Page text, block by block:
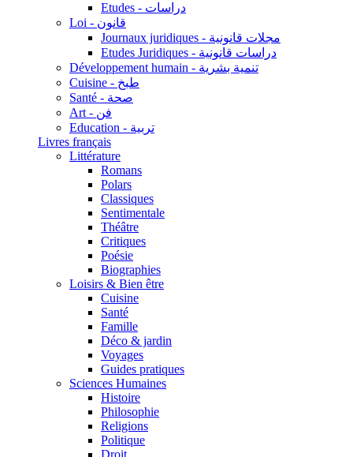
Etudes - دراسات
Loi - قانون
Journaux juridiques - مجلات قانونية
Etudes Juridiques - دراسات قانونية
Développement humain - تنمية بشرية
Cuisine - طبخ
Santé - صحة
Art - فن
Education - تربية
Livres français
Littérature
Romans
Polars
Classiques
Sentimentale
Théâtre
Critiques
Poésie
Biographies
Loisirs & Bien être
Cuisine
Santé
Famille
Déco & jardin
Voyages
Guides pratiques
Sciences Humaines
Histoire
Philosophie
Religions
Politique
Droit